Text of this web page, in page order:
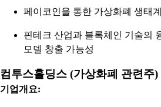
페이코인을 통한 가상화폐 생태
핀테크 산업과 블록체인 기술의
모델 창출 가능성
컴투스홀딩스 (가상화폐 관련주)
기업개요: